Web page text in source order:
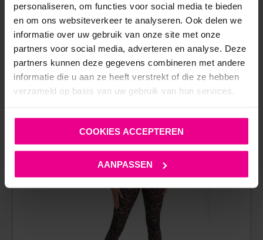
personaliseren, om functies voor social media te bieden
en om ons websiteverkeer te analyseren. Ook delen we
informatie over uw gebruik van onze site met onze
partners voor social media, adverteren en analyse. Deze
partners kunnen deze gegevens combineren met andere
informatie die u aan ze heeft verstrekt of die ze hebben
verzameld op basis van uw gebruik van hun services.
COOKIES ACCEPTEREN
AANPASSEN
ANDERE MENSEN BEKEKEN OOK:
SALE!